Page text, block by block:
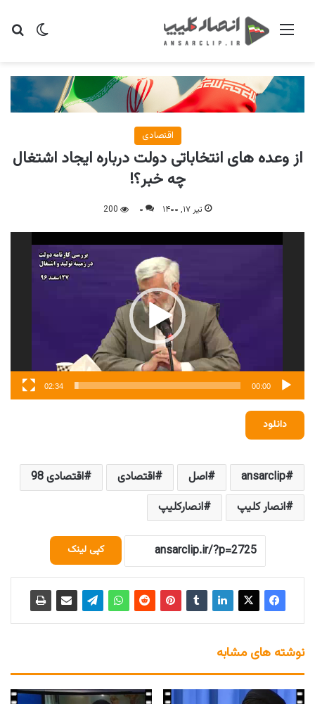
تغییر منو
اقتصادی
از وعده های انتخاباتی دولت درباره ایجاد اشتغال
چه خبر؟!
تیر ۱۷, ۱۴۰۰ ۰ 200
نمایشگر
00:00
02:34
دانلود
ansarclip اصل اقتصادی
اقتصادی 98
انصار کلیپ
انصارکلیپ
کپی لینک
نوشته های مشابه